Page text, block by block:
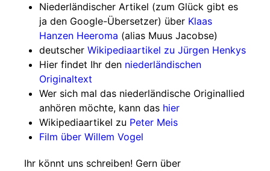
Niederländischer Artikel (zum Glück gibt es
ja den Google-Übersetzer) über Klaas
Hanzen Heeroma (alias Muus Jacobse)
deutscher Wikipediaartikel zu Jürgen Henkys
Hier findet Ihr den niederländischen
Originaltext
Wer sich mal das niederländische Originallied
anhören möchte, kann das hier
Wikipediaartikel zu Peter Meis
Film über Willem Vogel
Ihr könnt uns schreiben! Gern über